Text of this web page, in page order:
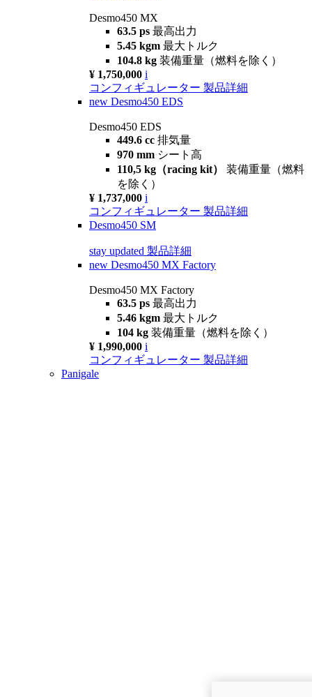
Desmo450 MX
63.5 ps 最高出力
5.45 kgm 最大トルク
104.8 kg 装備重量（燃料を除く）
¥ 1,750,000 i
コンフィギュレーター 製品詳細
new Desmo450 EDS
Desmo450 EDS
449.6 cc 排気量
970 mm シート高
110,5 kg（racing kit） 装備重量（燃料
を除く）
¥ 1,737,000 i
コンフィギュレーター 製品詳細
Desmo450 SM
stay updated 製品詳細
new Desmo450 MX Factory
Desmo450 MX Factory
63.5 ps 最高出力
5.46 kgm 最大トルク
104 kg 装備重量（燃料を除く）
¥ 1,990,000 i
コンフィギュレーター 製品詳細
Panigale